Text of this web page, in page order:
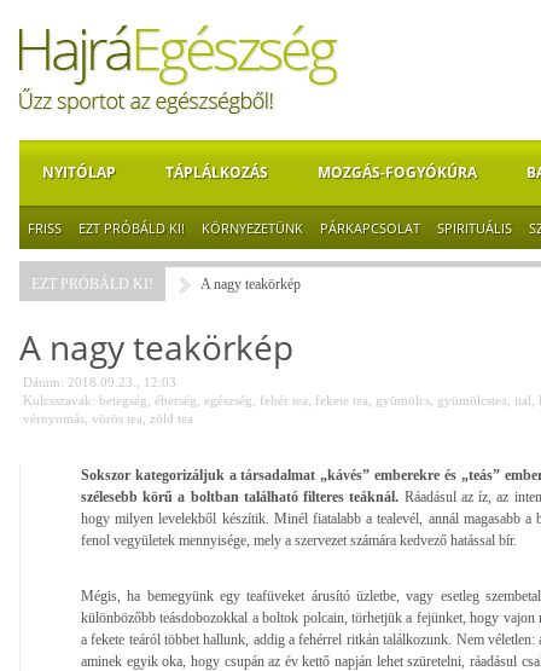
NYITÓLAP TÁPLÁLKOZÁS MOZGÁS-FOGYÓKÚRA
FRISS EZT PRÓBÁLD KI! KÖRNYEZETÜNK PÁRKAPCSOLAT SPIRITUÁLIS
EZT PRÓBÁLD KI! A nagy teakörkép
A nagy teakörkép
Dátum: 2018.09.23., 12:03
Kulcsszavak: betegség éberség egészség fehér tea fekete tea gyümölcs gyümölcstea ital
vérnyomás vörös tea zöld tea
Sokszor kategorizáljuk a társadalmat „kávés” emberekre és „teás”
szélesebb körű a boltban található filteres teáknál. Ráadásul az íz, az
hogy milyen levelekből készítik. Minél fiatalabb a tealevél, annál magasabb a
fenol vegyületek mennyisége, mely a szervezet számára kedvező hatással bír.
Mégis, ha bemegyünk egy teafüveket árusító üzletbe, vagy esetleg
különbözőbb teásdobozokkal a boltok polcain, törhetjük a fejünket, hogy
a fekete teáról többet hallunk, addig a fehérrel ritkán találkozunk. Nem véletlen:
aminek egyik oka, hogy csupán az év kettő napján lehet szüretelni, ráadásul